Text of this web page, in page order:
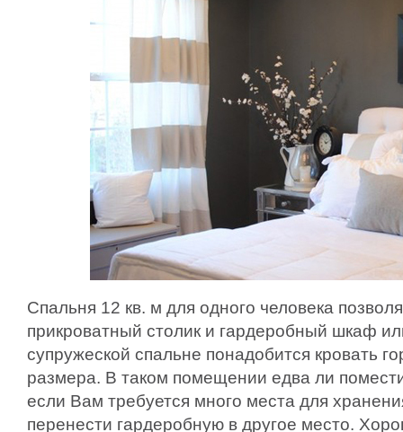
Спальня 12 кв. м для одного человека
прикроватный столик и гардеробный шкаф
супружеской спальне понадобится кровать
размера. В таком помещении едва ли
если Вам требуется много места для
перенести гардеробную в другое место.